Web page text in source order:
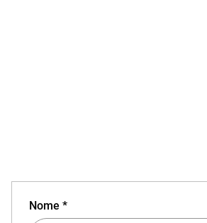
Nome *